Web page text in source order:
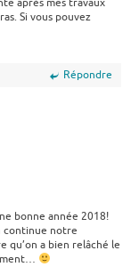
Si vous pouvez
Répondre
bonne année 2018!
continue notre
qu’on a bien relâché le